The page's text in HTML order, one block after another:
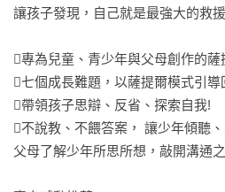
讓孩子發現，自己就是最強大的救
專為兒童、青少年與父母創作的薩
七個成長難題，以薩提爾模式引導
帶領孩子思辯、反省、探索自我!
不說教、不餵答案， 讓少年傾聽
父母了解少年所思所想，敲開溝通之